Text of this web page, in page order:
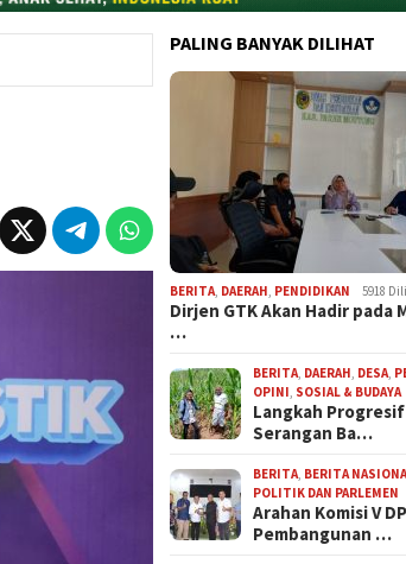
PALING BANYAK DILIHAT
BERITA DAERAH PENDIDIKAN 5918
Dirjen GTK Akan Hadir pada
…
BERITA DAERAH DESA
OPINI SOSIAL & BUDAYA
Langkah
Serangan Ba…
BERITA BERITA
POLITIK DAN PARLEMEN
Arahan Komisi V
Pembangunan …